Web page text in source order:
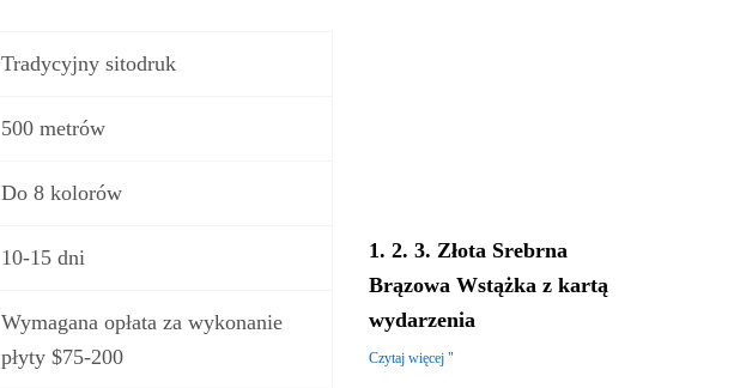
Tradycyjny sitodruk
500 metrów
Do 8 kolorów
10-15 dni
Wymagana opłata za wykonanie
płyty $75-200
1. 2. 3. Złota Srebrna
Brązowa Wstążka z kartą
wydarzenia
Czytaj więcej "